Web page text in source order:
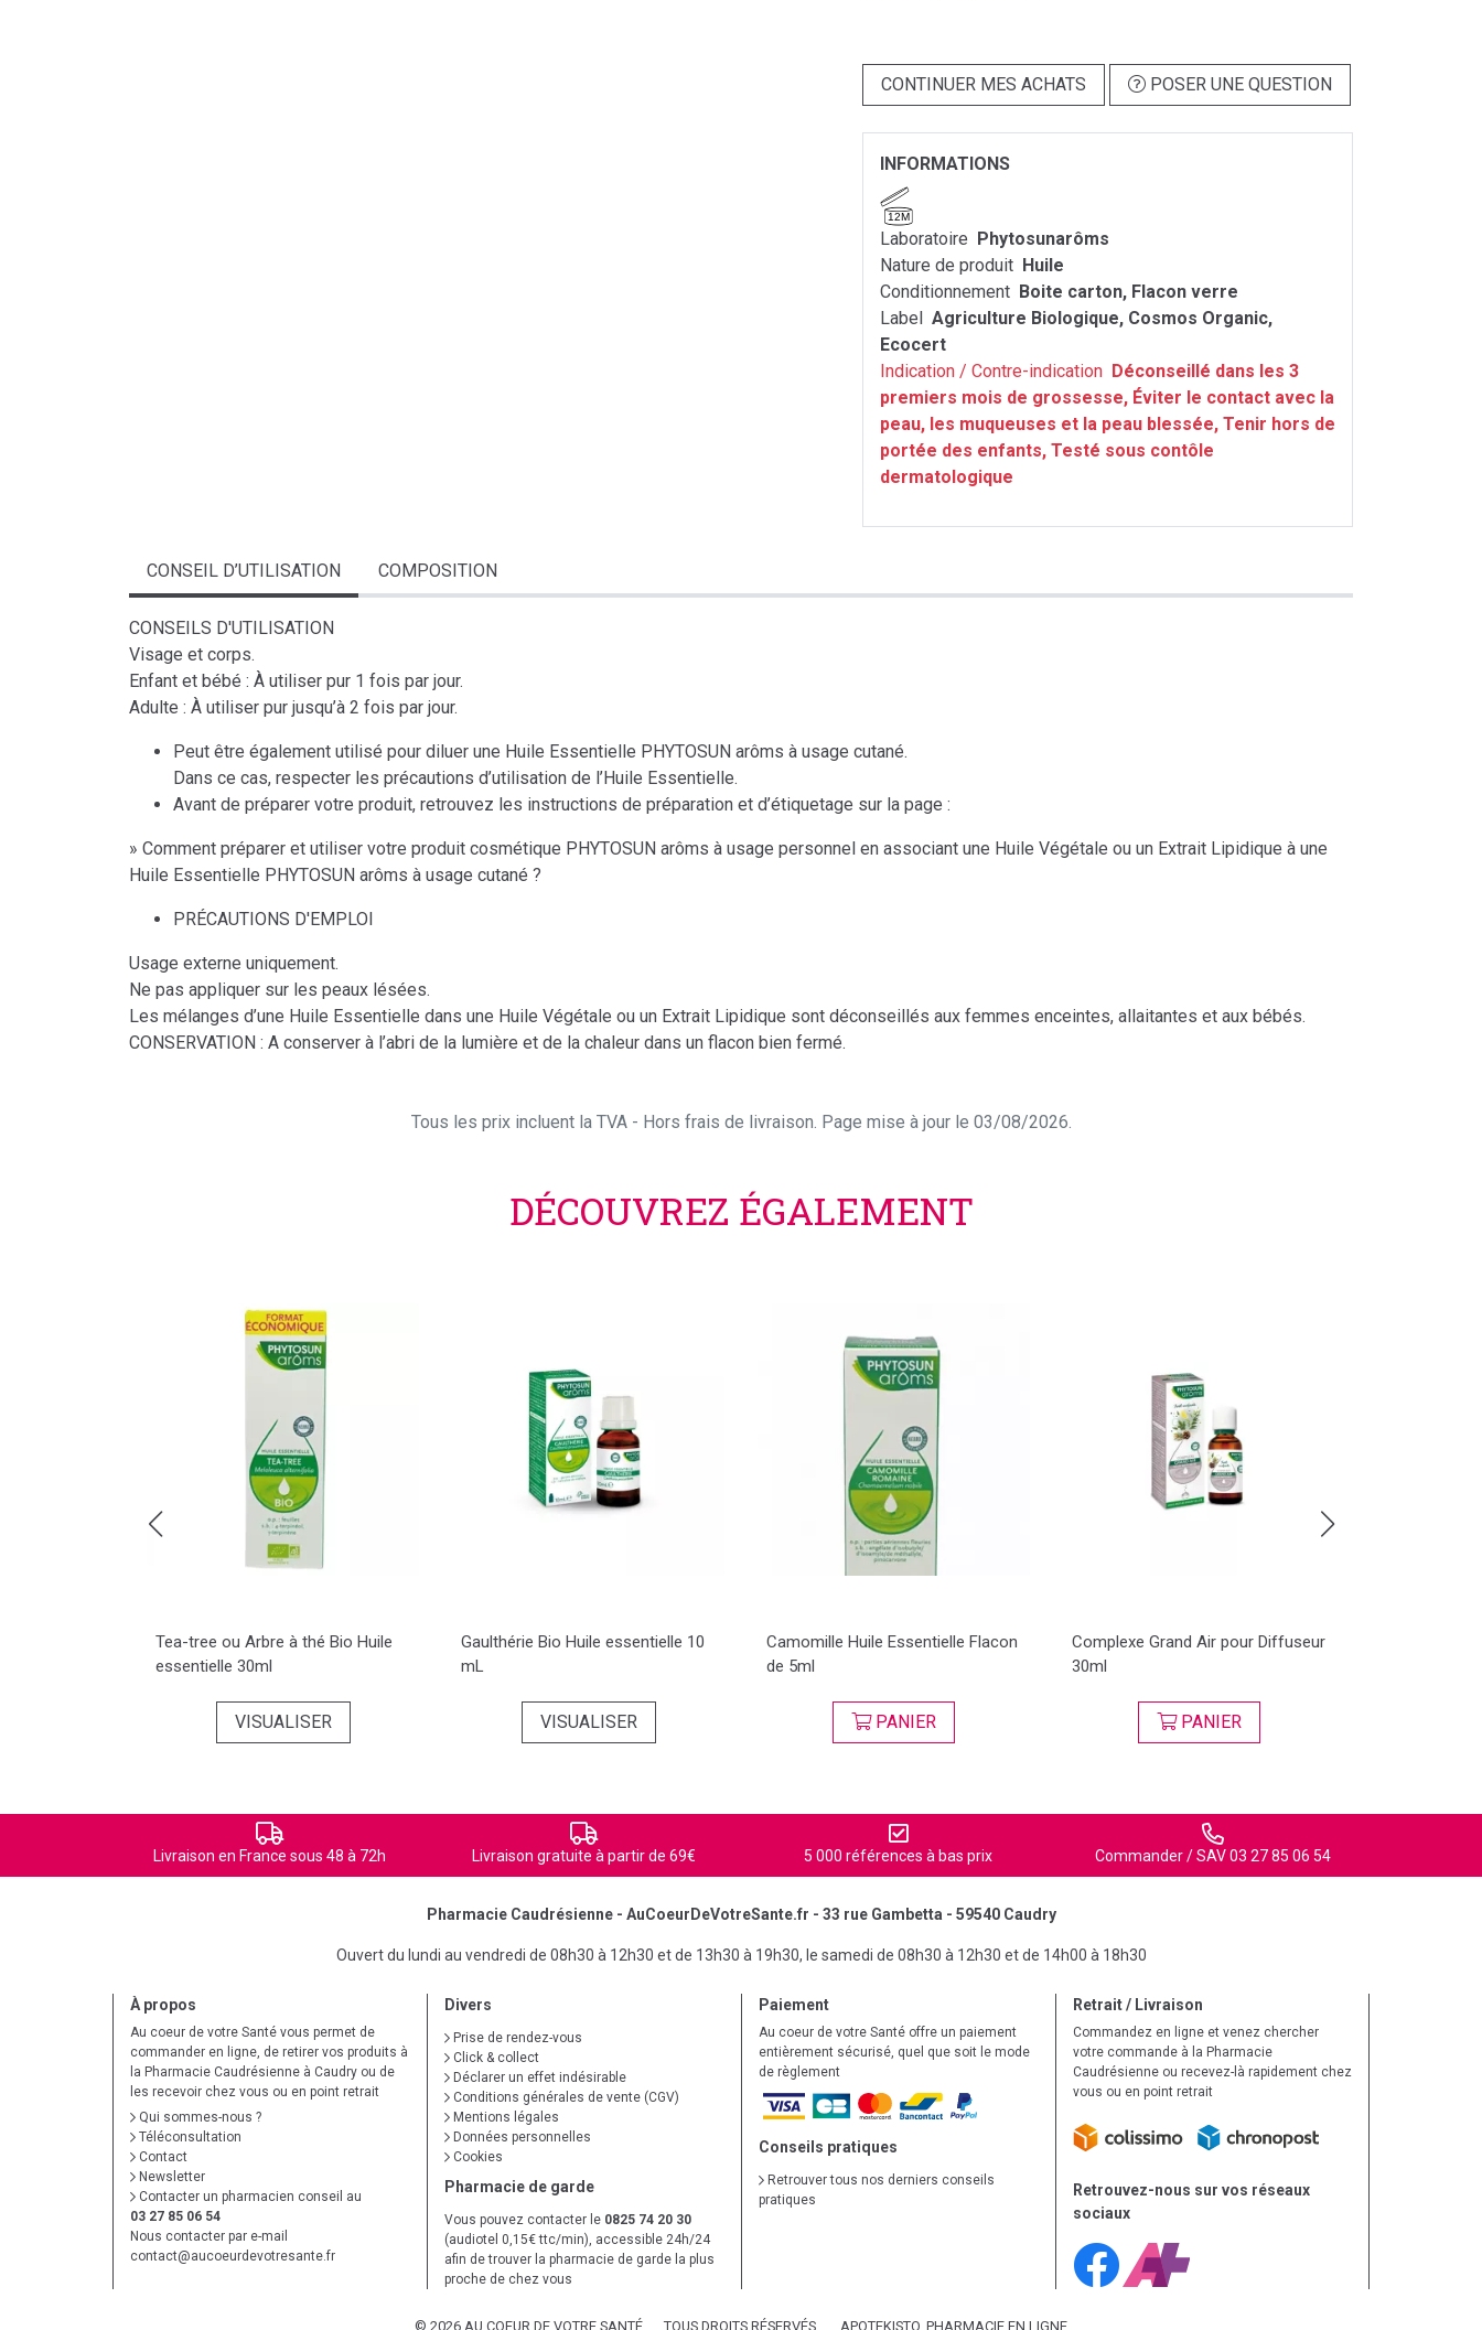
CONTINUER MES ACHATS POSER UNE QUESTION
INFORMATIONS
12M
Laboratoire Phytosunarôms
Nature de produit Huile
Conditionnement Boite carton, Flacon verre
Label Agriculture Biologique, Cosmos Organic,
Ecocert
Indication / Contre-indication Déconseillé dans les 3
premiers mois de grossesse, Éviter le contact avec la
peau, les muqueuses et la peau blessée, Tenir hors de
portée des enfants, Testé sous contôle
dermatologique
CONSEIL D’UTILISATION COMPOSITION
CONSEILS D'UTILISATION
Visage et corps.
Enfant et bébé : À utiliser pur 1 fois par jour.
Adulte : À utiliser pur jusqu’à 2 fois par jour.
Peut être également utilisé pour diluer une Huile Essentielle PHYTOSUN arôms à usage cutané.
Dans ce cas, respecter les précautions d’utilisation de l’Huile Essentielle.
Avant de préparer votre produit, retrouvez les instructions de préparation et d’étiquetage sur la page :
» Comment préparer et utiliser votre produit cosmétique PHYTOSUN arôms à usage personnel en associant une Huile Végétale ou un Extrait Lipidique à une
Huile Essentielle PHYTOSUN arôms à usage cutané ?
PRÉCAUTIONS D'EMPLOI
Usage externe uniquement.
Ne pas appliquer sur les peaux lésées.
Les mélanges d’une Huile Essentielle dans une Huile Végétale ou un Extrait Lipidique sont déconseillés aux femmes enceintes, allaitantes et aux bébés.
CONSERVATION : A conserver à l’abri de la lumière et de la chaleur dans un flacon bien fermé.
Tous les prix incluent la TVA - Hors frais de livraison. Page mise à jour le 03/08/2026.
DÉCOUVREZ ÉGALEMENT
Tea-tree ou Arbre à thé Bio Huile
essentielle 30ml
VISUALISER
Gaulthérie Bio Huile essentielle 10
mL
VISUALISER
Camomille Huile Essentielle Flacon
de 5ml
PANIER
Complexe Grand Air pour Diffuseur
30ml
PANIER
Livraison en France sous 48 à 72h Livraison gratuite à partir de 69€ 5 000 références à bas prix Commander / SAV 03 27 85 06 54
Pharmacie Caudrésienne - AuCoeurDeVotreSante.fr - 33 rue Gambetta - 59540 Caudry
Ouvert du lundi au vendredi de 08h30 à 12h30 et de 13h30 à 19h30, le samedi de 08h30 à 12h30 et de 14h00 à 18h30
À propos
Au coeur de votre Santé vous permet de
commander en ligne, de retirer vos produits à
la Pharmacie Caudrésienne à Caudry ou de
les recevoir chez vous ou en point retrait
Qui sommes-nous ?
Téléconsultation
Contact
Newsletter
Contacter un pharmacien conseil au
03 27 85 06 54
Nous contacter par e-mail
contact@aucoeurdevotresante.fr
Divers
Prise de rendez-vous
Click & collect
Déclarer un effet indésirable
Conditions générales de vente (CGV)
Mentions légales
Données personnelles
Cookies
Pharmacie de garde
Vous pouvez contacter le 0825 74 20 30
(audiotel 0,15€ ttc/min), accessible 24h/24
afin de trouver la pharmacie de garde la plus
proche de chez vous
Paiement
Au coeur de votre Santé offre un paiement
entièrement sécurisé, quel que soit le mode
de règlement
Conseils pratiques
Retrouver tous nos derniers conseils
pratiques
Retrait / Livraison
Commandez en ligne et venez chercher
votre commande à la Pharmacie
Caudrésienne ou recevez-là rapidement chez
vous ou en point retrait
Retrouvez-nous sur vos réseaux
sociaux
© 2026 AU COEUR DE VOTRE SANTÉ TOUS DROITS RÉSERVÉS. APOTEKISTO , PHARMACIE EN LIGNE